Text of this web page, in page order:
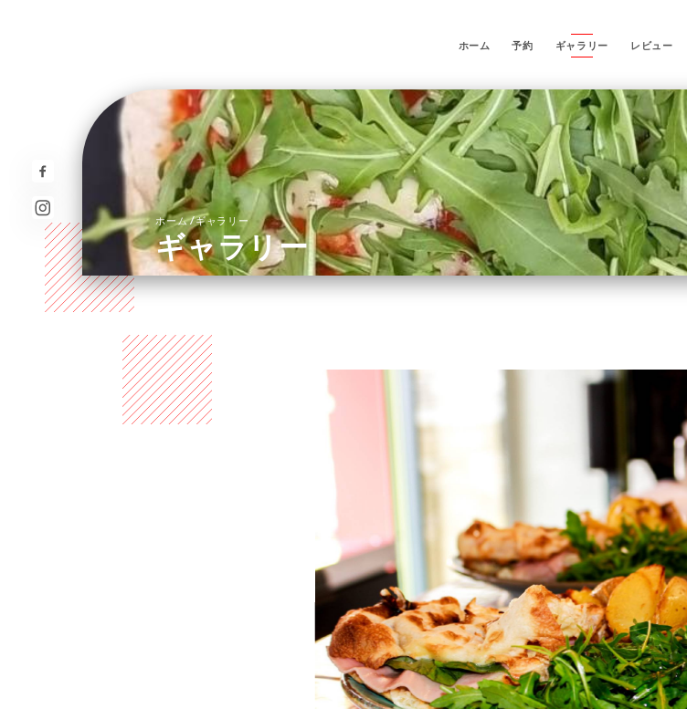
ホーム 予約 ギャラリー レビュー
ホーム/ギャラリー
ギャラリー